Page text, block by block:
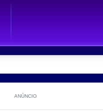
ANÚNCIO